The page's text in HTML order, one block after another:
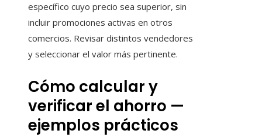
específico cuyo precio sea superior, sin
incluir promociones activas en otros
comercios. Revisar distintos vendedores
y seleccionar el valor más pertinente.
Cómo calcular y
verificar el ahorro —
ejemplos prácticos